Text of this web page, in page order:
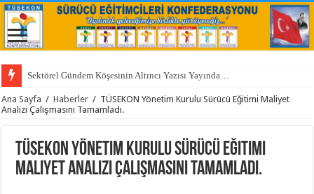
Sektörel Gündem Köşesinin Altıncı Yazısı Yayında…
Ana Sayfa / Haberler / TÜSEKON Yönetim Kurulu Sürücü Eğitimi Maliyet
Analizi Çalışmasını Tamamladı.
TÜSEKON Yönetim Kurulu Sürücü Eğitimi
Maliyet Analizi Çalışmasını Tamamladı.